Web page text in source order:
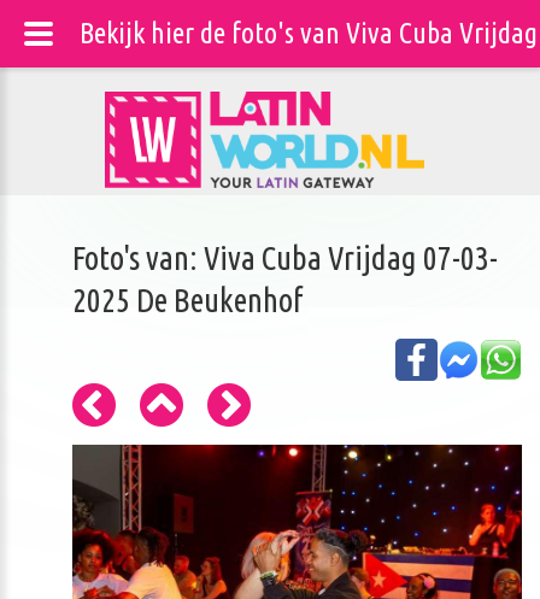
Foto's van: Viva Cuba Vrijdag 07-03-
2025 De Beukenhof
Bekijk hier de foto's van Viva Cuba